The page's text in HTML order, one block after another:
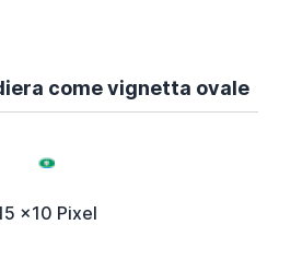
come vignetta ovale
x10 Pixel